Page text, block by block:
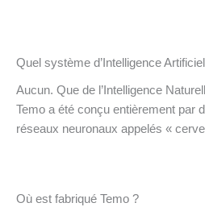
Quel système d’Intelligence
Aucun. Que de l’Intelligence
Temo a été conçu entièrement par
réseaux neuronaux appelés «
Où est fabriqué Temo ?